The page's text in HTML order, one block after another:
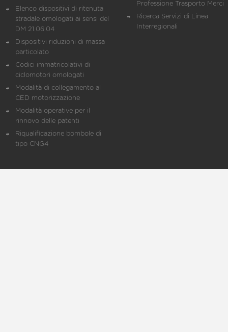
Elenco dispositivi di ritenuta
stradale omologati ai sensi del
DM 21.06.04
Dispositivi riduzioni di massa
particolato
Codici immatricolativi di
ciclomotori omologati
Modalità di collegamento al
CED motorizzazione
Modalità operative per il
rinnovo delle patenti
Riqualificazione bombole di
tipo CNG4
Professione Trasporto Merci
Ricerca Servizi di Linea
Interregionali